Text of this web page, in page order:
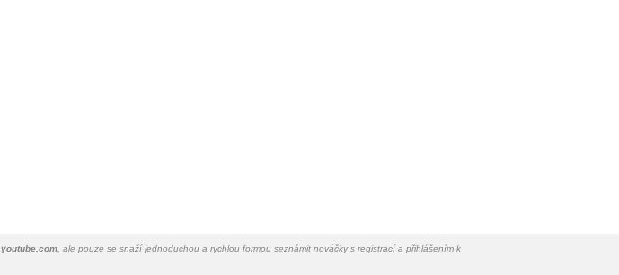
youtube.com , ale pouze se snaží jednoduchou a rychlou formou seznámit nováčky s registrací a přihlášením k